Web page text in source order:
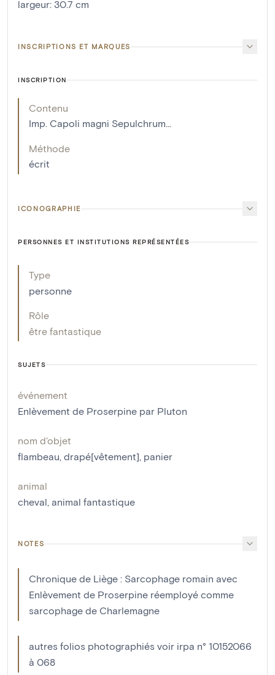
largeur: 30.7 cm
INSCRIPTIONS ET MARQUES
INSCRIPTION
Contenu
Imp. Capoli magni Sepulchrum...
Méthode
écrit
ICONOGRAPHIE
PERSONNES ET INSTITUTIONS REPRÉSENTÉES
Type
personne
Rôle
être fantastique
SUJETS
événement
Enlèvement de Proserpine par Pluton
nom d'objet
flambeau, drapé[vêtement], panier
animal
cheval, animal fantastique
NOTES
Chronique de Liège : Sarcophage romain avec
Enlèvement de Proserpine réemployé comme
sarcophage de Charlemagne
autres folios photographiés voir irpa n° 10152066
à 068